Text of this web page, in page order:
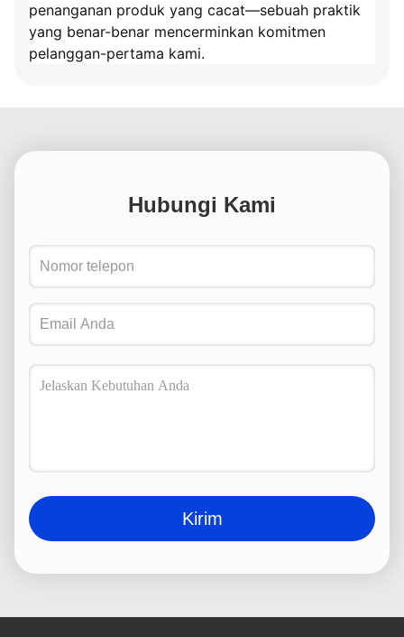
penanganan produk yang cacat—sebuah praktik
yang benar-benar mencerminkan komitmen
pelanggan-pertama kami.
Hubungi Kami
Kirim